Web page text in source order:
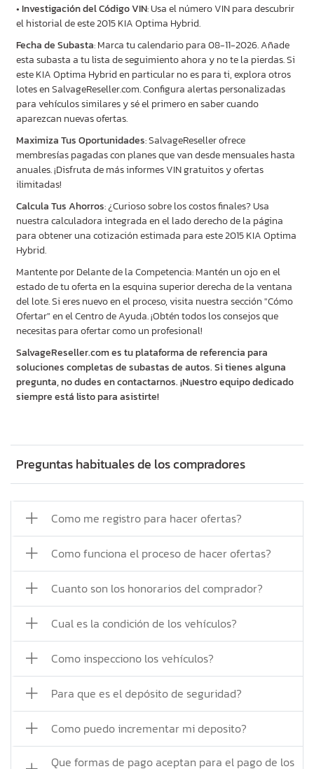
Preguntas habituales de los compradores
Como me registro para hacer ofertas?
Como funciona el proceso de hacer ofertas?
Cuanto son los honorarios del comprador?
Cual es la condición de los vehículos?
Como inspecciono los vehículos?
Para que es el depósito de seguridad?
Como puedo incrementar mi deposito?
Que formas de pago aceptan para el pago de los
•Investigación del Código VIN: Usa el número VIN para descubrir
el historial de este 2015 KIA Optima Hybrid.
Fecha de Subasta: Marca tu calendario para 08-11-2026. Añade
esta subasta a tu lista de seguimiento ahora y no te la pierdas. Si
este KIA Optima Hybrid en particular no es para ti, explora otros
lotes en SalvageReseller.com. Configura alertas personalizadas
para vehículos similares y sé el primero en saber cuando
aparezcan nuevas ofertas.
Maximiza Tus Oportunidades: SalvageReseller ofrece
membresías pagadas con planes que van desde mensuales hasta
anuales. ¡Disfruta de más informes VIN gratuitos y ofertas
ilimitadas!
Calcula Tus Ahorros: ¿Curioso sobre los costos finales? Usa
nuestra calculadora integrada en el lado derecho de la página
para obtener una cotización estimada para este 2015 KIA Optima
Hybrid.
Mantente por Delante de la Competencia: Mantén un ojo en el
estado de tu oferta en la esquina superior derecha de la ventana
del lote. Si eres nuevo en el proceso, visita nuestra sección "Cómo
Ofertar" en el Centro de Ayuda. ¡Obtén todos los consejos que
necesitas para ofertar como un profesional!
SalvageReseller.com es tu plataforma de referencia para
soluciones completas de subastas de autos. Si tienes alguna
pregunta, no dudes en contactarnos. ¡Nuestro equipo dedicado
siempre está listo para asistirte!